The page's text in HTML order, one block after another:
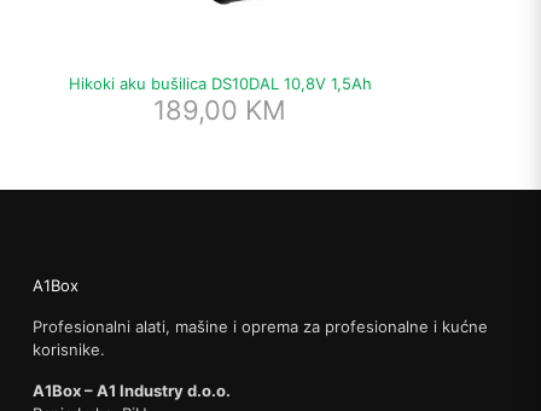
Hikoki aku bušilica DS10DAL 10,8V 1,5Ah
189,00 KM
A1Box
Profesionalni alati, mašine i oprema za profesionalne i kućne
korisnike.
A1Box – A1 Industry d.o.o.